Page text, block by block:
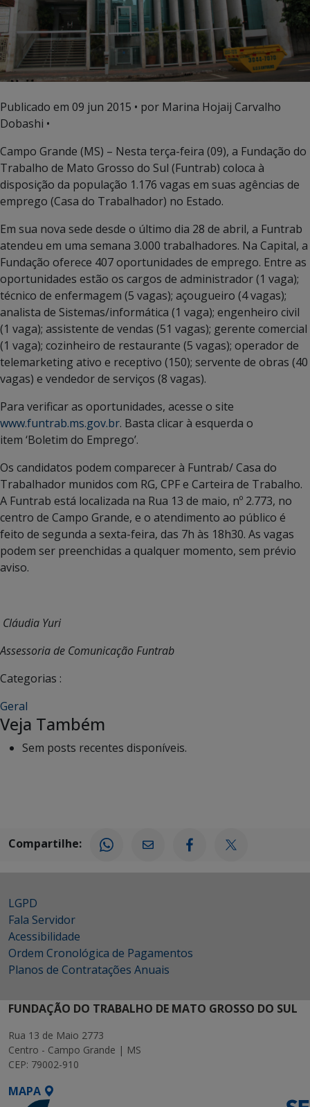
Publicado em 09 jun 2015 • por Marina Hojaij Carvalho
Dobashi •
Campo Grande (MS) – Nesta terça-feira (09), a Fundação do
Trabalho de Mato Grosso do Sul (Funtrab) coloca à
disposição da população 1.176 vagas em suas agências de
emprego (Casa do Trabalhador) no Estado.
Em sua nova sede desde o último dia 28 de abril, a Funtrab
atendeu em uma semana 3.000 trabalhadores. Na Capital, a
Fundação oferece 407 oportunidades de emprego. Entre as
oportunidades estão os cargos de administrador (1 vaga);
técnico de enfermagem (5 vagas); açougueiro (4 vagas);
analista de Sistemas/informática (1 vaga); engenheiro civil
(1 vaga); assistente de vendas (51 vagas); gerente comercial
(1 vaga); cozinheiro de restaurante (5 vagas); operador de
telemarketing ativo e receptivo (150); servente de obras (40
vagas) e vendedor de serviços (8 vagas).
Para verificar as oportunidades, acesse o site
www.funtrab.ms.gov.br. Basta clicar à esquerda o
item ‘Boletim do Emprego’.
Os candidatos podem comparecer à Funtrab/ Casa do
Trabalhador munidos com RG, CPF e Carteira de Trabalho.
A Funtrab está localizada na Rua 13 de maio, nº 2.773, no
centro de Campo Grande, e o atendimento ao público é
feito de segunda a sexta-feira, das 7h às 18h30. As vagas
podem ser preenchidas a qualquer momento, sem prévio
aviso.
Cláudia Yuri
Assessoria de Comunicação Funtrab
Categorias :
Geral
Veja Também
Sem posts recentes disponíveis.
Compartilhe:
LGPD
Fala Servidor
Acessibilidade
Ordem Cronológica de Pagamentos
Planos de Contratações Anuais
FUNDAÇÃO DO TRABALHO DE MATO GROSSO DO SUL
Rua 13 de Maio 2773
Centro - Campo Grande | MS
CEP: 79002-910
MAPA